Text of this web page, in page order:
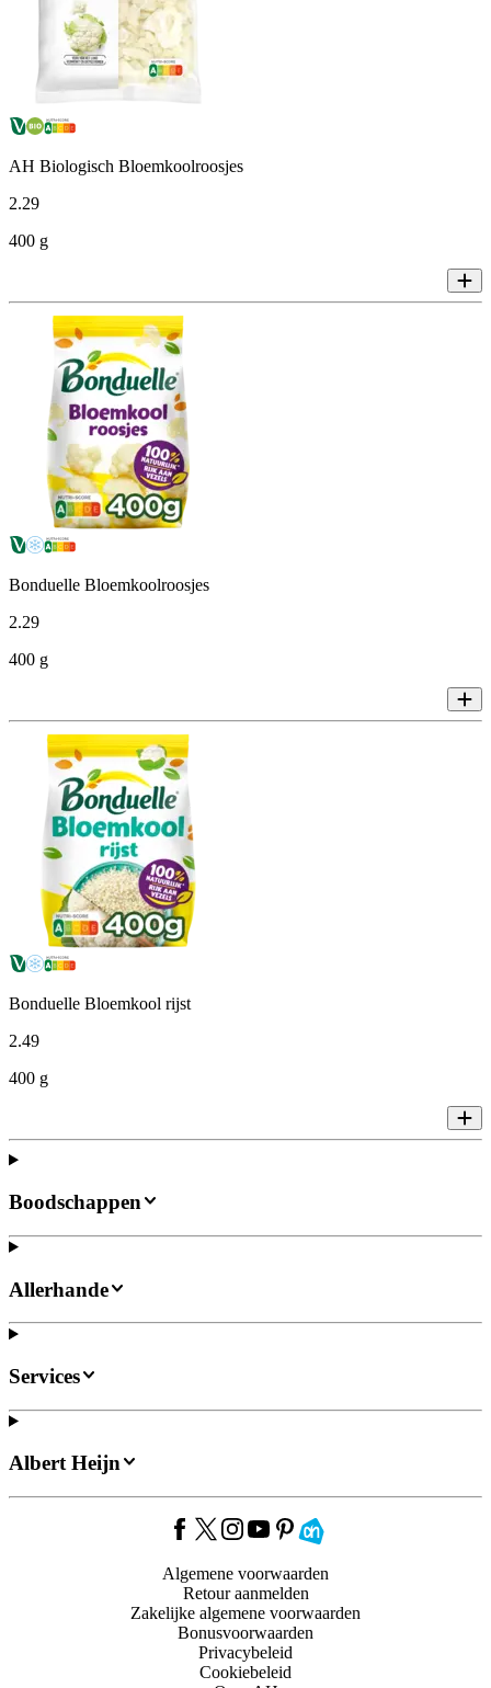
AH Biologisch Bloemkoolroosjes
2.29
400 g
Bonduelle Bloemkoolroosjes
2.29
400 g
Bonduelle Bloemkool rijst
2.49
400 g
Boodschappen
Allerhande
Services
Albert Heijn
Algemene voorwaarden
Retour aanmelden
Zakelijke algemene voorwaarden
Bonusvoorwaarden
Privacybeleid
Cookiebeleid